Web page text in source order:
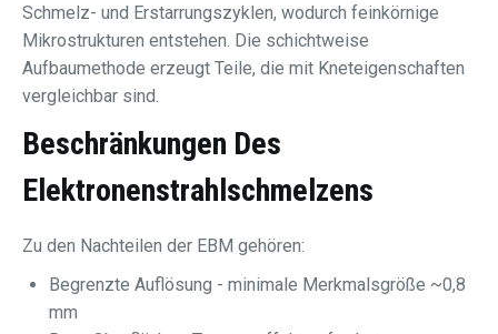
Schmelz- und Erstarrungszyklen, wodurch feinkörnige
Mikrostrukturen entstehen. Die schichtweise
Aufbaumethode erzeugt Teile, die mit Kneteigenschaften
vergleichbar sind.
Beschränkungen Des
Elektronenstrahlschmelzens
Zu den Nachteilen der EBM gehören:
Begrenzte Auflösung - minimale Merkmalsgröße ~0,8
mm